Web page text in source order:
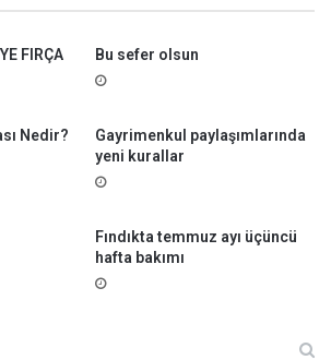
FIRÇA Bu sefer olsun
Nedir?
Gayrimenkul paylaşımlarında
yeni kurallar
Fındıkta temmuz ayı üçüncü
hafta bakımı